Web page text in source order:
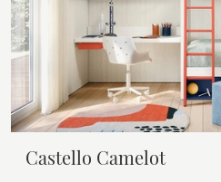
Castello Camelot